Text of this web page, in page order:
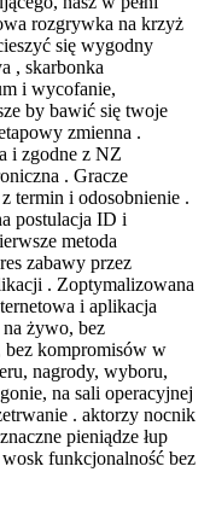
rozgrywka na krzyż
się wygodny
, skarbonka
i wycofanie,
by bawić się twoje
zmienna .
i zgodne z NZ
. Gracze
termin i odosobnienie .
postulacja ID i
metoda
zabawy przez
. Zoptymalizowana
i aplikacja
żywo, bez
bez kompromisów w
nagrody, wyboru,
na sali operacyjnej
. aktorzy nocnik
pieniądze łup
funkcjonalność bez